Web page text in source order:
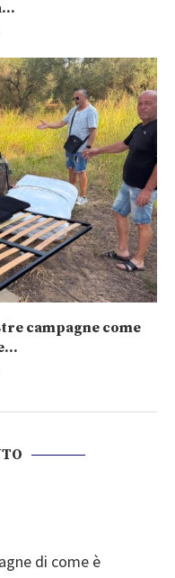
campagne come
di come è